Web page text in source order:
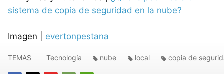
sistema de copia de seguridad en la nube?
Imagen | evertonpestana
TEMAS Tecnología nube local copia de